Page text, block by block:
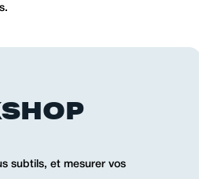
subtils, et mesurer vos